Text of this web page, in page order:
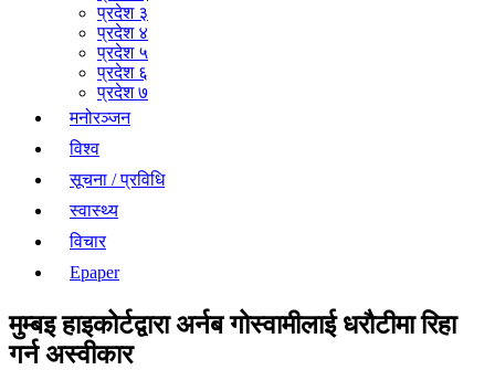
प्रदेश ३
प्रदेश ४
प्रदेश ५
प्रदेश ६
प्रदेश ७
मनोरञ्जन
विश्व
सूचना / प्रविधि
स्वास्थ्य
विचार
Epaper
मुम्बइ हाइकोर्टद्वारा अर्नब गोस्वामीलाई धरौटीमा रिहा
गर्न अस्वीकार